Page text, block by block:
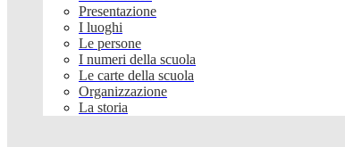
Presentazione
I luoghi
Le persone
I numeri della scuola
Le carte della scuola
Organizzazione
La storia